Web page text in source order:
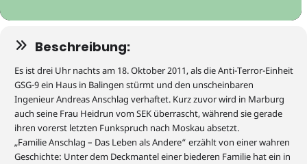
Beschreibung:
Es ist drei Uhr nachts am 18. Oktober 2011, als die Anti-Terror-Einheit
GSG-9 ein Haus in Balingen stürmt und den unscheinbaren
Ingenieur Andreas Anschlag verhaftet. Kurz zuvor wird in Marburg
auch seine Frau Heidrun vom SEK überrascht, während sie gerade
ihren vorerst letzten Funkspruch nach Moskau absetzt.
„Familie Anschlag – Das Leben als Andere“ erzählt von einer wahren
Geschichte: Unter dem Deckmantel einer biederen Familie hat ein in